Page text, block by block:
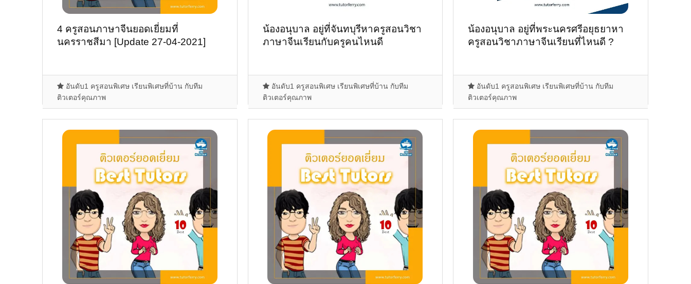
4 ครูสอนภาษาจีนยอดเยี่ยมที่
นครราชสีมา [Update 27-04-2021]
อันดับ1 ครูสอนพิเศษ เรียนพิเศษที่บ้าน กับทีม
ติวเตอร์คุณภาพ
น้องอนุบาล อยู่ที่จันทบุรีหาครูสอนวิชา
ภาษาจีนเรียนกับครูคนไหนดี
อันดับ1 ครูสอนพิเศษ เรียนพิเศษที่บ้าน กับทีม
ติวเตอร์คุณภาพ
น้องอนุบาล อยู่ที่พระนครศรีอยุธยาหา
ครูสอนวิชาภาษาจีนเรียนที่ไหนดี ?
อันดับ1 ครูสอนพิเศษ เรียนพิเศษที่บ้าน กับทีม
ติวเตอร์คุณภาพ